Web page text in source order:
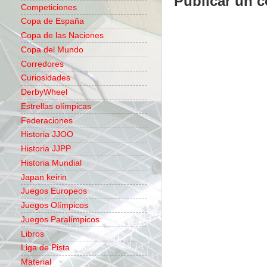
Competiciones
Copa de España
Copa de las Naciones
Copa del Mundo
Corredores
Curiosidades
DerbyWheel
Estrellas olímpicas
Federaciones
Historia JJOO
Historia JJPP
Historia Mundial
Japan keirin
Juegos Europeos
Juegos Olímpicos
Juegos Paralímpicos
Libros
Liga de Pista
Material